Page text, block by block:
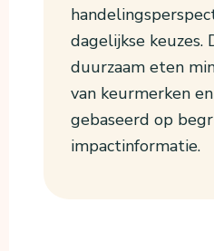
dagelijkse keuzes.
duurzaam eten
van keurmerken
gebaseerd op
impactinformatie.